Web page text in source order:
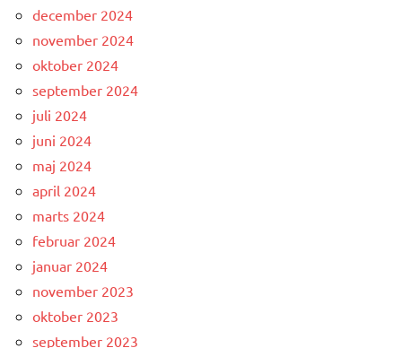
december 2024
november 2024
oktober 2024
september 2024
juli 2024
juni 2024
maj 2024
april 2024
marts 2024
februar 2024
januar 2024
november 2023
oktober 2023
september 2023